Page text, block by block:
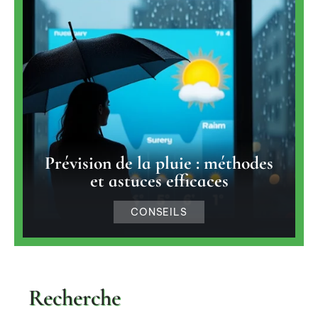
Prévision de la pluie : méthodes
et astuces efficaces
CONSEILS
Recherche